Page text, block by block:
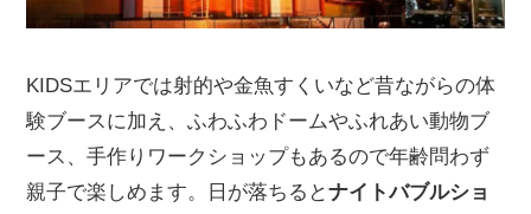
KIDSエリアでは射的や金魚すくいなど昔ながらの体
験ブースに加え、ふわふわドームやふれあい動物ブ
ース、手作りワークショップもあるので年齢問わず
親子で楽しめます。日が落ちるとナイトバブルショ